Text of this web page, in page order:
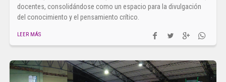
docentes, consolidándose como un espacio para la divulgación
del conocimiento y el pensamiento crítico.
LEER MÁS